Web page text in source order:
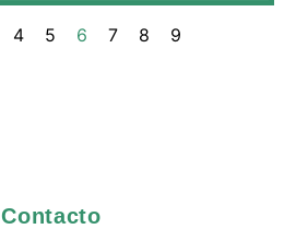
4 5 6 7 8 9
Contacto